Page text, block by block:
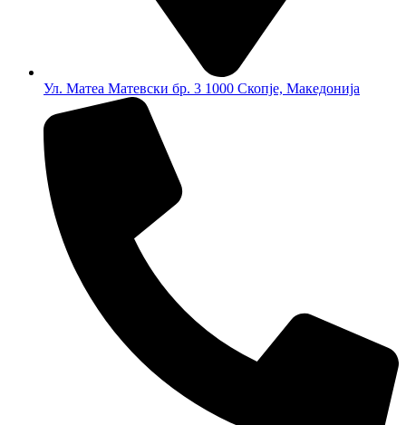
Ул. Матеа Матевски бр. 3 1000 Скопје, Македонија